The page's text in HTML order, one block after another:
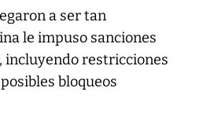
a ser tan
le impuso sanciones
incluyendo restricciones
bloqueos